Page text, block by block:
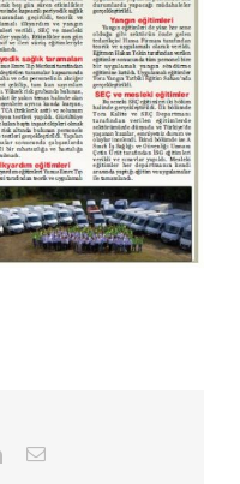
LinkedInEmail